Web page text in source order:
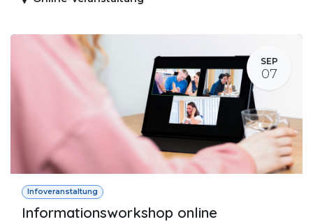
SEP
07
Infoveranstaltung
Informationsworkshop online